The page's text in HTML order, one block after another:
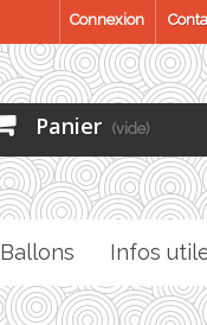
Connexion
Panier (vide)
Ballons Infos